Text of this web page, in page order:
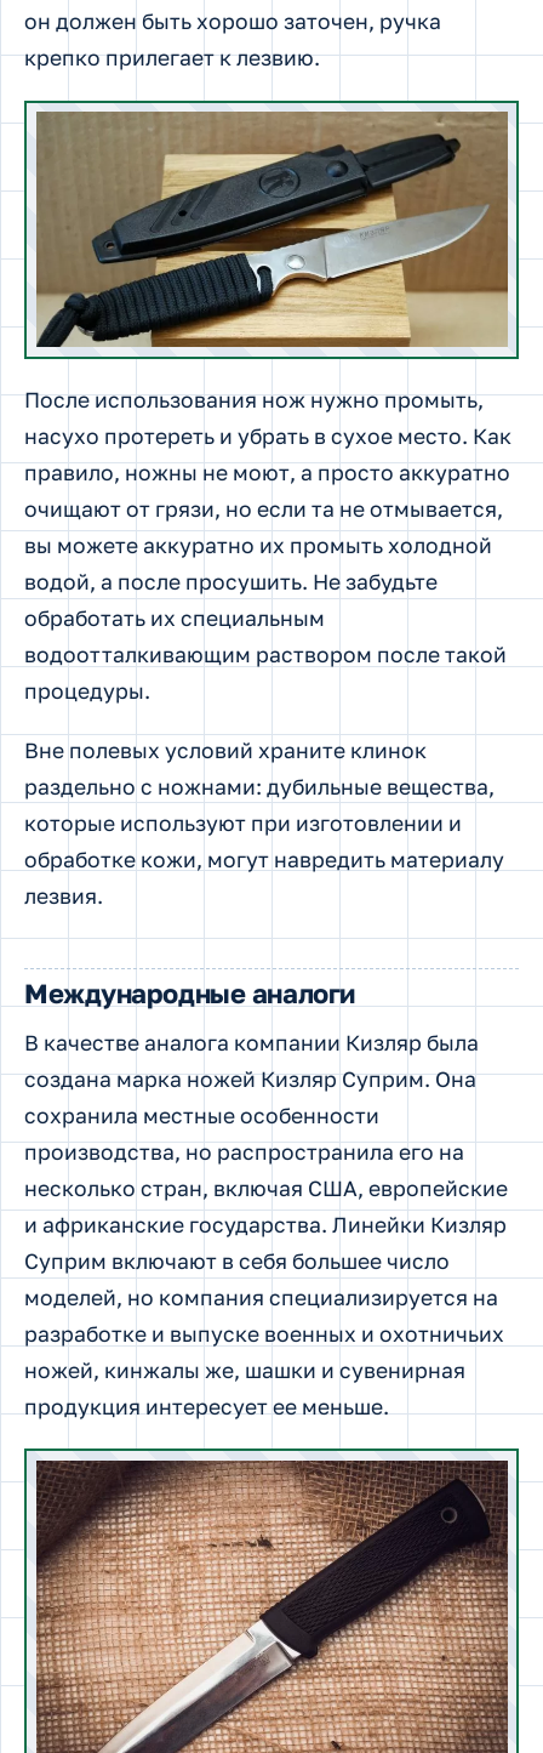
он должен быть хорошо заточен, ручка
крепко прилегает к лезвию.
После использования нож нужно промыть,
насухо протереть и убрать в сухое место. Как
правило, ножны не моют, а просто аккуратно
очищают от грязи, но если та не отмывается,
вы можете аккуратно их промыть холодной
водой, а после просушить. Не забудьте
обработать их специальным
водоотталкивающим раствором после такой
процедуры.
Вне полевых условий храните клинок
раздельно с ножнами: дубильные вещества,
которые используют при изготовлении и
обработке кожи, могут навредить материалу
лезвия.
Международные аналоги
В качестве аналога компании Кизляр была
создана марка ножей Кизляр Суприм. Она
сохранила местные особенности
производства, но распространила его на
несколько стран, включая США, европейские
и африканские государства. Линейки Кизляр
Суприм включают в себя большее число
моделей, но компания специализируется на
разработке и выпуске военных и охотничьих
ножей, кинжалы же, шашки и сувенирная
продукция интересует ее меньше.